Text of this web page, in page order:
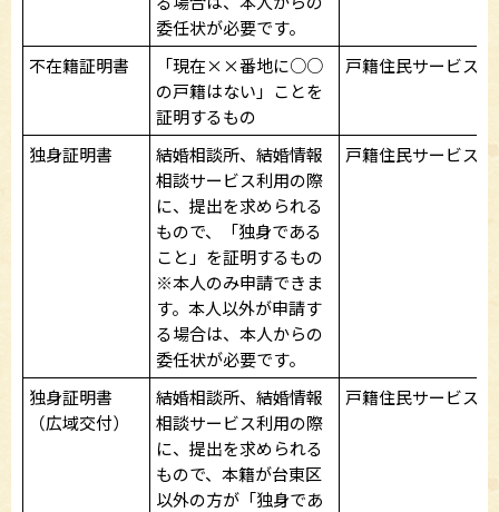
委任状が必要です。
不在籍証明書
「現在××番地に○○
の戸籍はない」ことを
証明するもの
戸籍住民サービス課
独身証明書
結婚相談所、結婚情報
相談サービス利用の際
に、提出を求められる
もので、「独身である
こと」を証明するもの
※本人のみ申請できま
す。本人以外が申請す
る場合は、本人からの
委任状が必要です。
戸籍住民サービス課
独身証明書
（広域交付）
結婚相談所、結婚情報
相談サービス利用の際
に、提出を求められる
もので、本籍が台東区
以外の方が「独身であ
戸籍住民サービス課